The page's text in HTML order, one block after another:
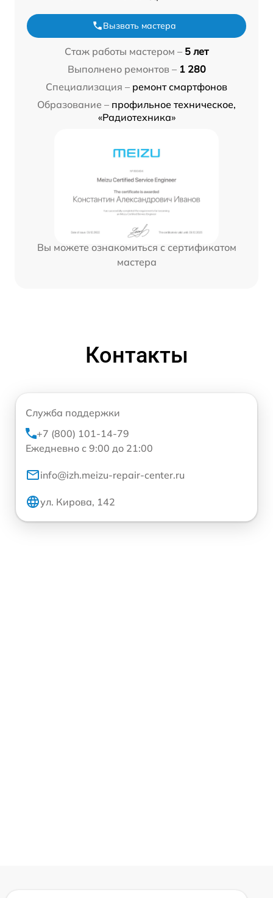
Вызвать мастера
Стаж работы мастером – 5 лет
Выполнено ремонтов – 1 280
Специализация – ремонт смартфонов
Образование – профильное техническое,
«Радиотехника»
Вы можете ознакомиться с сертификатом
мастера
Контакты
Служба поддержки
+7 (800) 101-14-79
Ежедневно с 9:00 до 21:00
info@izh.meizu-repair-center.ru
ул. Кирова, 142